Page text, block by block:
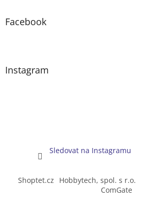
Facebook
Instagram
Sledovat na Instagramu
Shoptet.cz Hobbytech, spol. s r.o.
ComGate